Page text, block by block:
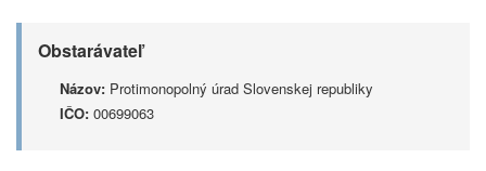
Obstarávateľ
Názov: Protimonopolný úrad Slovenskej republiky
IČO: 00699063